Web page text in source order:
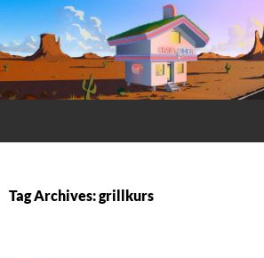
Skip
to
content
Tag Archives: grillkurs